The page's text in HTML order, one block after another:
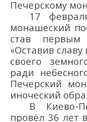
Печерскому
17
монашеский
став первым
«Оставив славу
своего
ради
Печерский
иноческий
В Киево-
провёл 36 лет